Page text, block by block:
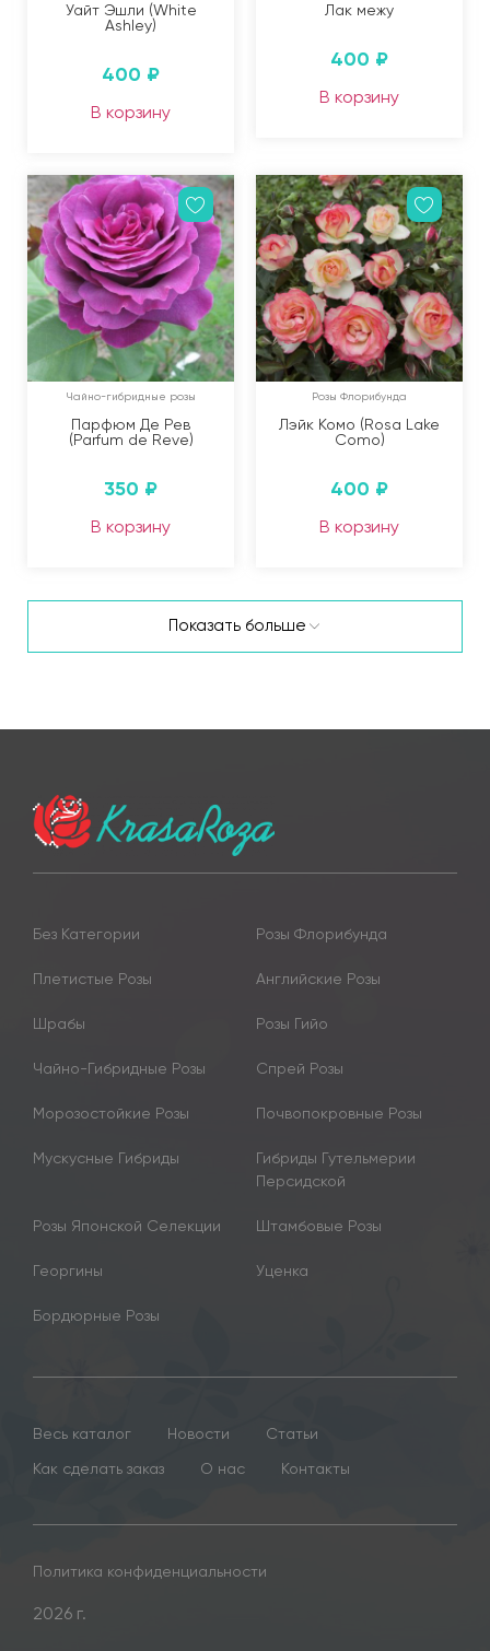
Уайт Эшли (White
Ashley)
400 ₽
В корзину
Лак межу
400 ₽
В корзину
Чайно-гибридные розы
Парфюм Де Рев
(Parfum de Reve)
350 ₽
В корзину
Розы Флорибунда
Лэйк Комо (Rosa Lake
Como)
400 ₽
В корзину
Показать больше
Без Категории Розы Флорибунда
Плетистые Розы Английские Розы
Шрабы Розы Гийо
Чайно-Гибридные Розы Спрей Розы
Морозостойкие Розы Почвопокровные Розы
Мускусные Гибриды
Гибриды Гутельмерии
Персидской
Розы Японской Селекции Штамбовые Розы
Георгины Уценка
Бордюрные Розы
Весь каталог Новости
Статьи
Как сделать заказ
О нас Контакты
Политика конфиденциальности
2026 г.